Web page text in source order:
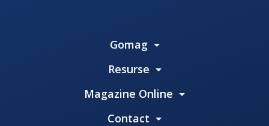
Gomag
Resurse
Magazine Online
Contact